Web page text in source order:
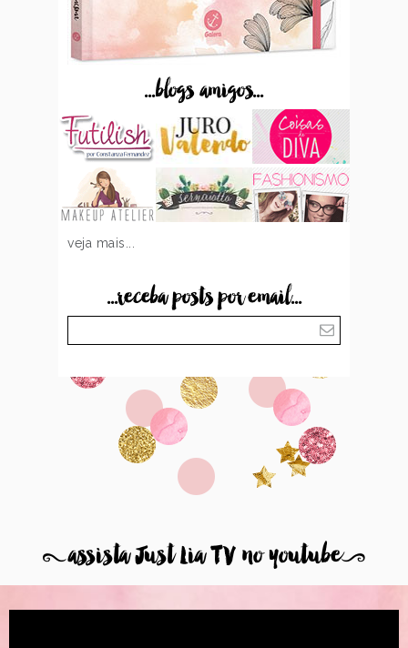
...blogs amigos...
veja mais...
...receba posts por email...
8assista Just Lia TV no youtube9